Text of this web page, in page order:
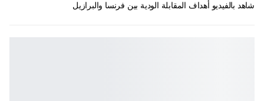
شاهد بالفيديو أهداف المقابلة الودية بين فرنسا والبرازيل